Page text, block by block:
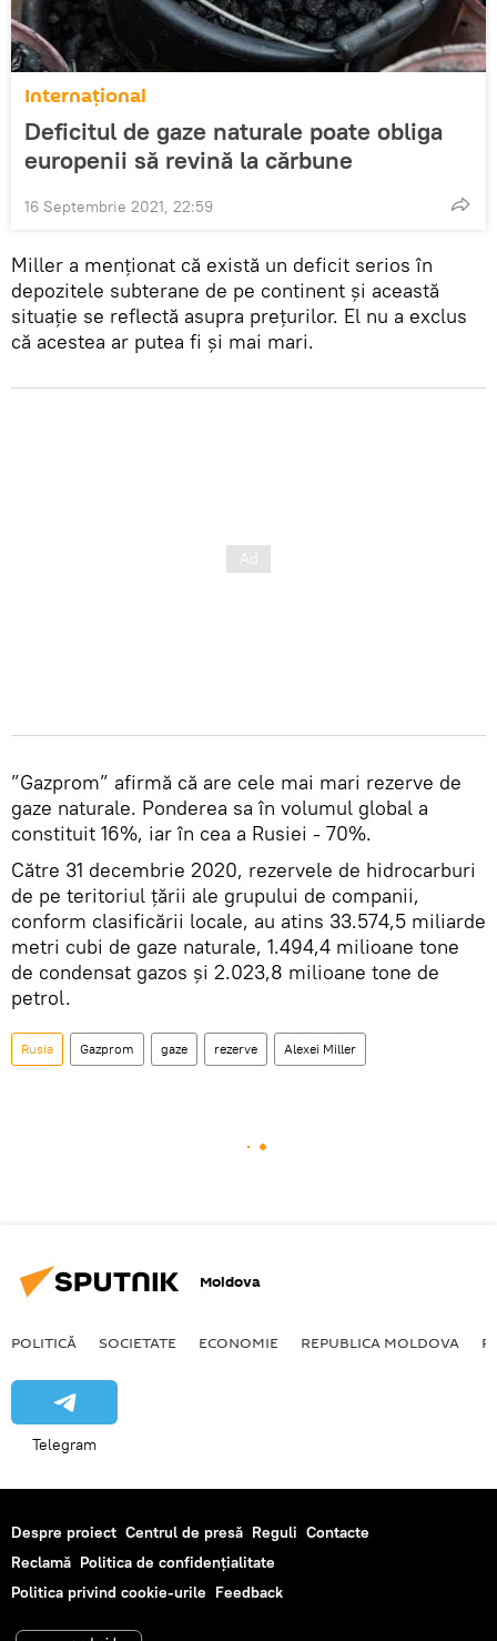
Internațional
Deficitul de gaze naturale poate obliga
europenii să revină la cărbune
16 Septembrie 2021, 22:59
Miller a menționat că există un deficit serios în
depozitele subterane de pe continent și această
situație se reflectă asupra prețurilor. El nu a exclus
că acestea ar putea fi și mai mari.
”Gazprom” afirmă că are cele mai mari rezerve de
gaze naturale. Ponderea sa în volumul global a
constituit 16%, iar în cea a Rusiei - 70%.
Către 31 decembrie 2020, rezervele de hidrocarburi
de pe teritoriul țării ale grupului de companii,
conform clasificării locale, au atins 33.574,5 miliarde
metri cubi de gaze naturale, 1.494,4 milioane tone
de condensat gazos și 2.023,8 milioane tone de
petrol.
Rusia Gazprom gaze rezerve Alexei Miller
Moldova
POLITICĂ SOCIETATE ECONOMIE REPUBLICA MOLDOVA
Telegram
Despre proiect Centrul de presă Reguli Contacte
Reclamă Politica de confidențialitate
Politica privind cookie-urile Feedback